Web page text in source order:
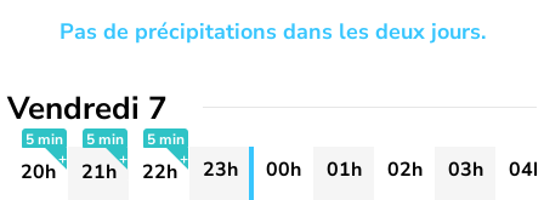
Pas de précipitations dans les deux jours.
Vendredi 7
5 min
20h
5 min
21h
5 min
22h 23h 00h 01h 02h 03h
04h